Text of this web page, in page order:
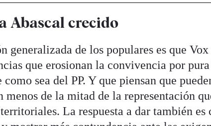
Abascal crecido
generalizada de los populares es que
que erosionan la convivencia por
sea del PP. Y que piensan que
menos de la mitad de la representación
La respuesta a dar también es